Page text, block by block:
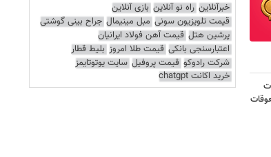
خبرآنلاین راه نو آنلاین بازی آنلاین
قیمت تلویزیون سونی مبل مینیمال جراح بینی گوشتی
پرشین هتل قیمت آهن فولاد ایرانیان
اعتبارسنجی بانکی قیمت طلا امروز بلیط قطار
شرکت رادوکو قیمت پروفیل سایت یوتوتایمز
خرید اکانت chatgpt